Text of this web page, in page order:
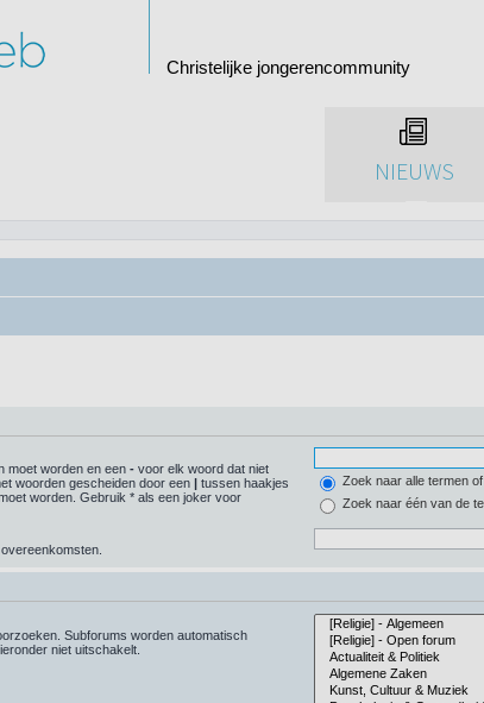
Christelijke jongerencommunity
NIEUWS
moet worden en een - voor elk woord dat niet
woorden gescheiden door een | tussen haakjes
worden. Gebruik * als een joker voor
Zoek naar alle termen
Zoek naar één van de
Subforums worden automatisch
niet uitschakelt.